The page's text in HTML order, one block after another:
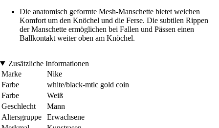
Die anatomisch geformte Mesh-Manschette bietet weichen
Komfort um den Knöchel und die Ferse. Die subtilen Rippen
der Manschette ermöglichen bei Fallen und Pässen einen
Ballkontakt weiter oben am Knöchel.
Zusätzliche Informationen
Marke
Nike
Farbe
white/black-mtlc gold coin
Farbe
Weiß
Geschlecht
Mann
Altersgruppe
Erwachsene